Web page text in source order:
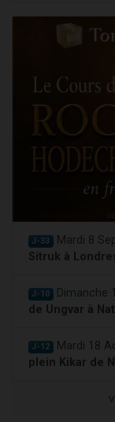
J-33 Mardi 8
Sitruk à
J-10 Dimanche
de Ungvar à
J-12 Mardi 18
plein Kikar de